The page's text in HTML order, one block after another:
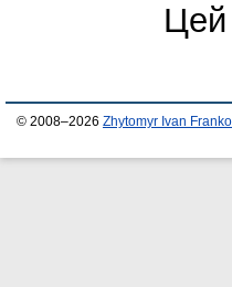
Цей
© 2008–2026 Zhytomyr Ivan